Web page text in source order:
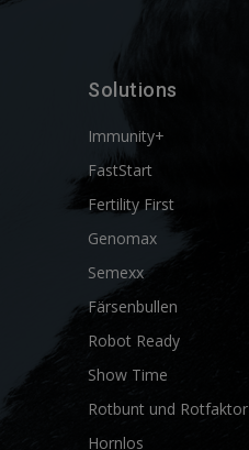
Solutions
Immunity+
FastStart
Fertility First
Genomax
Semexx
Färsenbullen
Robot Ready
Show Time
Rotbunt und Rotfaktor
Hornlos